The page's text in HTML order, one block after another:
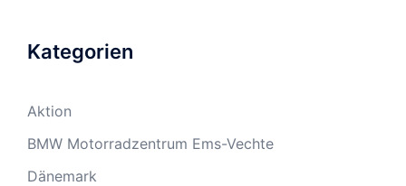
Kategorien
Aktion
BMW Motorradzentrum Ems-Vechte
Dänemark